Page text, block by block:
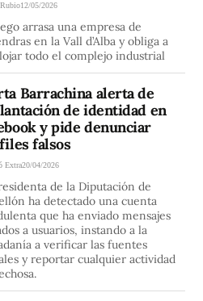
12/05/2026
arrasa una empresa de
en la Vall d’Alba y obliga a
todo el complejo industrial
Barrachina alerta de
de identidad en
y pide denunciar
falsos
Extra20/04/2026
de la Diputación de
ha detectado una cuenta
que ha enviado mensajes
a usuarios, instando a la
a verificar las fuentes
y reportar cualquier actividad